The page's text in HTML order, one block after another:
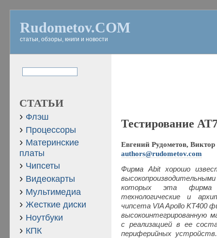
Rudometov.COM
статьи, обзоры, книги и новости
Тестирование
Евгений Рудометов, Виктор
authors@rudometov.com
Фирма Abit хорошо
которых эта фирма
технологические и
чипсета VIA Apollo KT400
высокоинтегрированную
с реализацией в ее
периферийных
СТАТЬИ
Флэш
Процессоры
Материнские
платы
Чипсеты
Видеокарты
Мультимедиа
Жесткие диски
Ноутбуки
КПК